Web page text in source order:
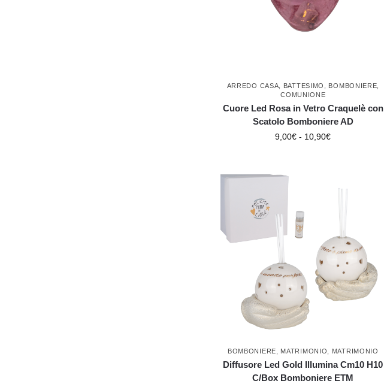
ARREDO CASA BATTESIMO BOMBONIERE
COMUNIONE
Cuore Led Rosa in Vetro Craquelè con
Scatolo Bomboniere AD
9,00€ - 10,90€
BOMBONIERE MATRIMONIO MATRIMONIO
Diffusore Led Gold Illumina Cm10 H10
C/Box Bomboniere ETM